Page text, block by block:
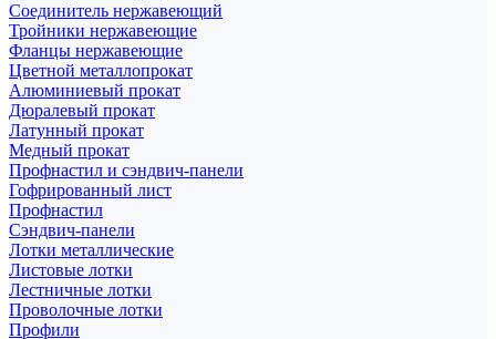
Соединитель нержавеющий
Тройники нержавеющие
Фланцы нержавеющие
Цветной металлопрокат
Алюминиевый прокат
Дюралевый прокат
Латунный прокат
Медный прокат
Профнастил и сэндвич-панели
Гофрированный лист
Профнастил
Сэндвич-панели
Лотки металлические
Листовые лотки
Лестничные лотки
Проволочные лотки
Профили